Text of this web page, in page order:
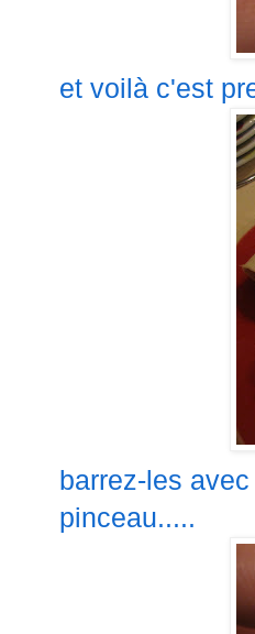
et voilà c'est
barrez-les
pinceau.....